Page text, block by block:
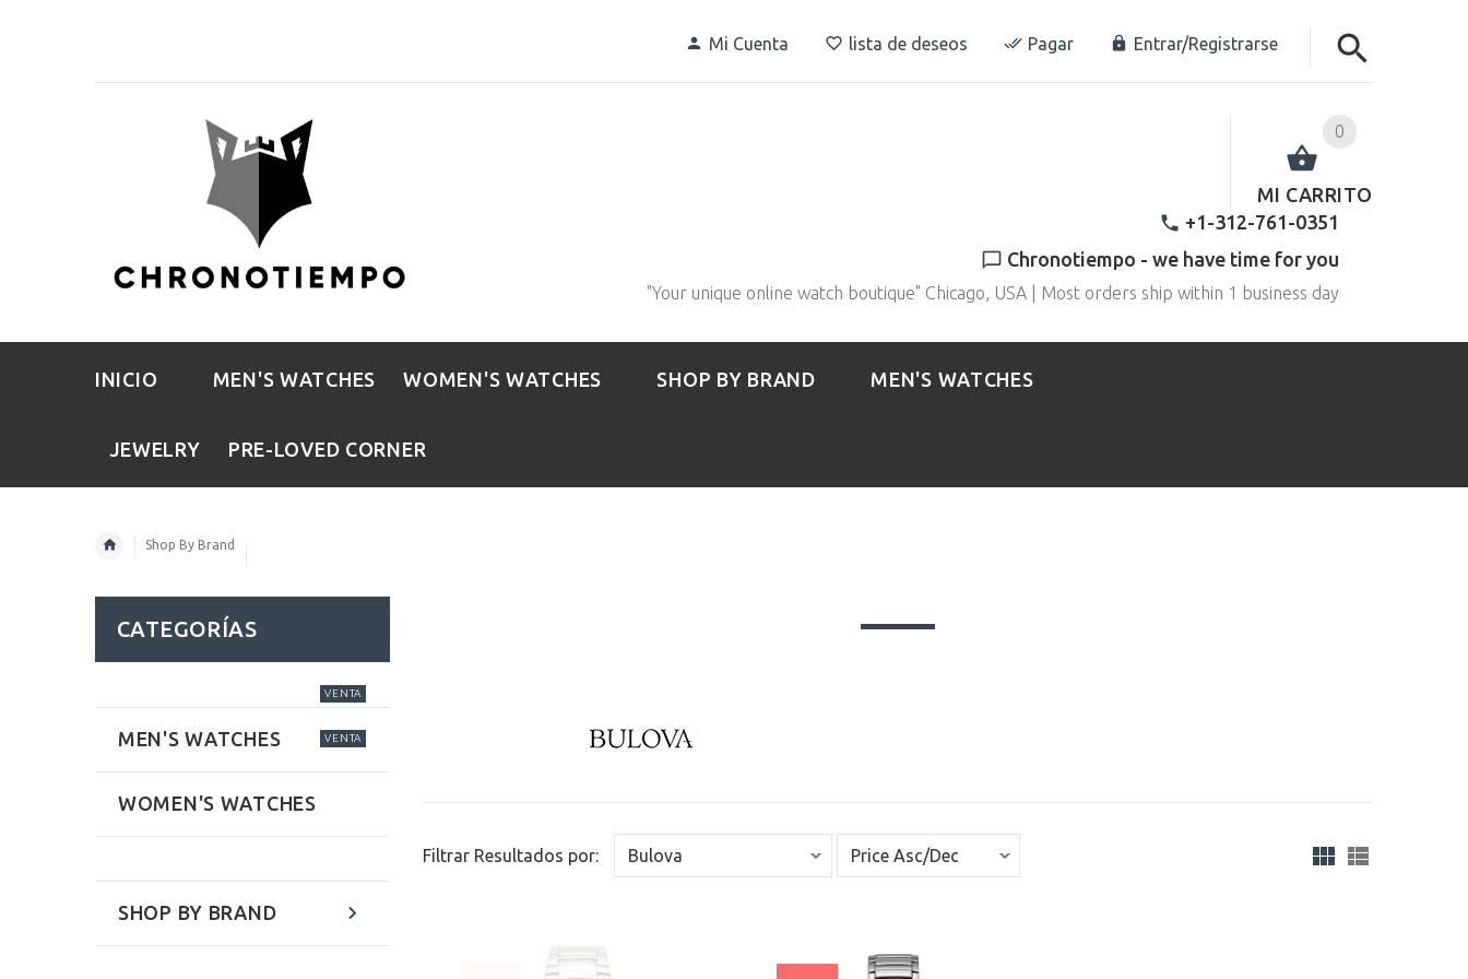
Mi Cuenta lista de deseos Pagar Entrar/Registrarse
0
MI CARRITO
+1-312-761-0351
Chronotiempo - we have time for you
"Your unique online watch boutique" Chicago, USA | Most orders ship within 1 business day
INICIO MEN'S WATCHES WOMEN'S WATCHES SHOP BY BRAND MEN'S WATCHES
JEWELRY PRE-LOVED CORNER
Shop By Brand
Filtrar Resultados por:
CATEGORÍAS
VENTA
MEN'S WATCHES VENTA
WOMEN'S WATCHES
SHOP BY BRAND